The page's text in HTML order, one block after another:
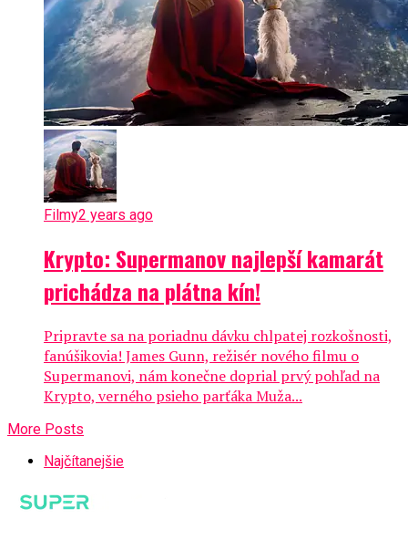
Filmy2 years ago
Krypto: Supermanov najlepší kamarát
prichádza na plátna kín!
Pripravte sa na poriadnu dávku chlpatej rozkošnosti,
fanúšikovia! James Gunn, režisér nového filmu o
Supermanovi, nám konečne doprial prvý pohľad na
Krypto, verného psieho parťáka Muža...
More Posts
Najčítanejšie